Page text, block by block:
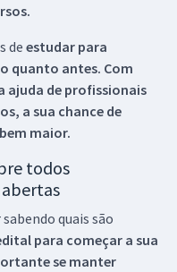
de estudar para
quanto antes. Com
ajuda de profissionais
a sua chance de
maior.
todos
abertas
quais são
para começar a sua
se manter